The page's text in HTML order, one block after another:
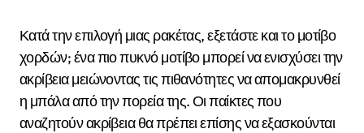
Κατά την επιλογή μιας ρακέτας, εξετάστε και το μοτίβο
χορδών; ένα πιο πυκνό μοτίβο μπορεί να ενισχύσει την
ακρίβεια μειώνοντας τις πιθανότητες να απομακρυνθεί
η μπάλα από την πορεία της. Οι παίκτες που
αναζητούν ακρίβεια θα πρέπει επίσης να εξασκούνται